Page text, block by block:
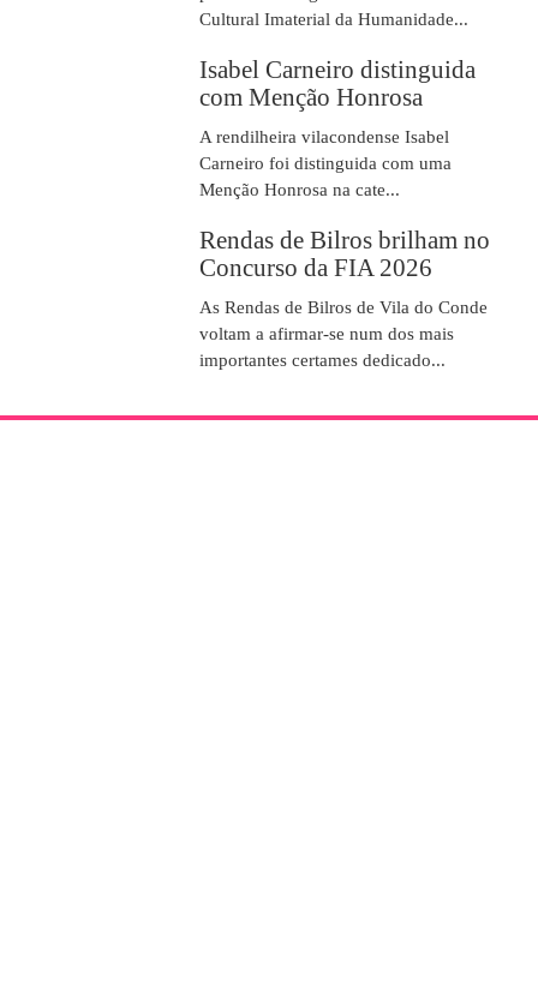
Cultural Imaterial da Humanidade...
Isabel Carneiro distinguida
com Menção Honrosa
A rendilheira vilacondense Isabel
Carneiro foi distinguida com uma
Menção Honrosa na cate...
Rendas de Bilros brilham no
Concurso da FIA 2026
As Rendas de Bilros de Vila do Conde
voltam a afirmar-se num dos mais
importantes certames dedicado...